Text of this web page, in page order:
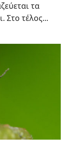
τα
Στο τέλος...